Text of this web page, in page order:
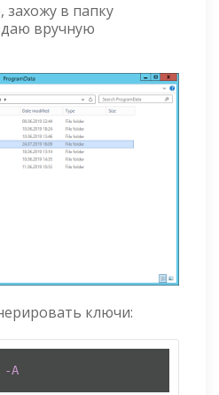
захожу в папку
вручную
ключи:
-A